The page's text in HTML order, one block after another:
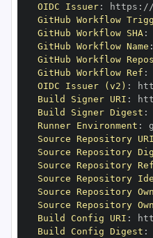
OIDC Issuer: https :
GitHub Workflow
GitHub Workflow SHA:
GitHub Workflow Name :
GitHub Workflow
GitHub Workflow Ref :
OIDC Issuer (v2) :
Build Signer URI :
Build Signer Digest :
Runner Environment :
Source Repository URI
Source Repository
Source Repository Ref
Source Repository
Source Repository
Source Repository
Build Config URI :
Build Config Digest :